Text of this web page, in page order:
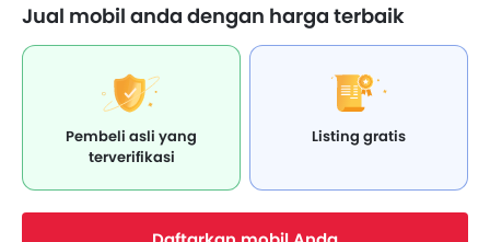
kemudian memiliki hasrat untuk dapat mencoba
semua jenis mobil yang ada di dunia.
Jual mobil anda dengan harga terbaik
Pembeli asli yang
terverifikasi
Listing gratis